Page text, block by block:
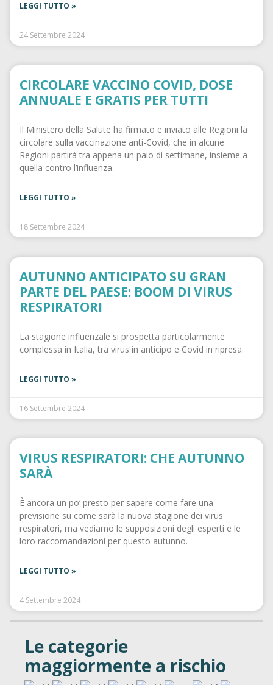
LEGGI TUTTO »
24 Settembre 2024
CIRCOLARE VACCINO COVID, DOSE
ANNUALE E GRATIS PER TUTTI
Il Ministero della Salute ha firmato e inviato alle Regioni la
circolare sulla vaccinazione anti-Covid, che in alcune
Regioni partirà tra appena un paio di settimane, insieme a
quella contro l’influenza.
LEGGI TUTTO »
18 Settembre 2024
AUTUNNO ANTICIPATO SU GRAN
PARTE DEL PAESE: BOOM DI VIRUS
RESPIRATORI
La stagione influenzale si prospetta particolarmente
complessa in Italia, tra virus in anticipo e Covid in ripresa.
LEGGI TUTTO »
16 Settembre 2024
VIRUS RESPIRATORI: CHE AUTUNNO
SARÀ
È ancora un po’ presto per sapere come fare una
previsione su come sarà la nuova stagione dei virus
respiratori, ma vediamo le supposizioni degli esperti e le
loro raccomandazioni per questo autunno.
LEGGI TUTTO »
4 Settembre 2024
Le categorie
maggiormente a rischio